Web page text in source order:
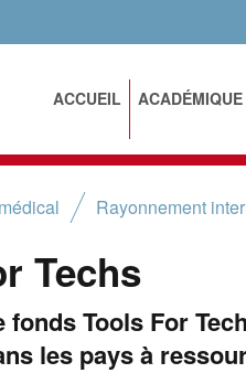
ACCUEIL ACADÉMIQUE
Rayonnement
Techs
fonds Tools For
les pays à